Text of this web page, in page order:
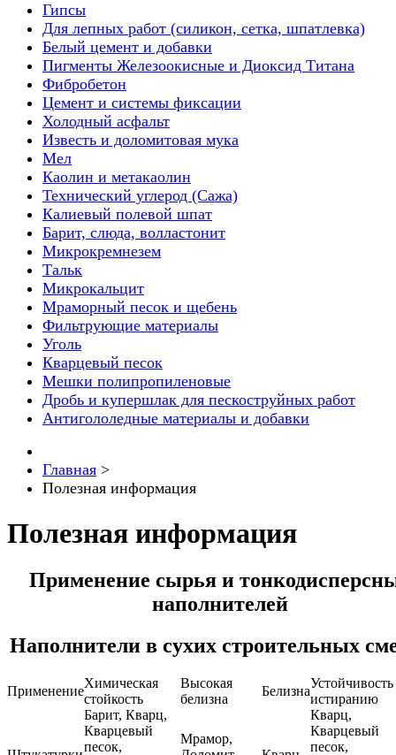
Гипсы
Для лепных работ (силикон, сетка, шпатлевка)
Белый цемент и добавки
Пигменты Железоокисные и Диоксид Титана
Фибробетон
Цемент и системы фиксации
Холодный асфальт
Известь и доломитовая мука
Мел
Каолин и метакаолин
Технический углерод (Сажа)
Калиевый полевой шпат
Барит, слюда, волластонит
Микрокремнезем
Тальк
Микрокальцит
Мраморный песок и щебень
Фильтрующие материалы
Уголь
Кварцевый песок
Мешки полипропиленовые
Дробь и купершлак для пескоструйных работ
Антигололедные материалы и добавки
Главная >
Полезная информация
Полезная информация
Применение сырья и
наполнителей
Наполнители в сухих строительных
Применение
Химическая
стойкость
Высокая
белизна
Белизна
Устойчивость
истиранию
Барит, Кварц,
Кварцевый
песок,
Мрамор,
Кварц,
Кварцевый
песок,